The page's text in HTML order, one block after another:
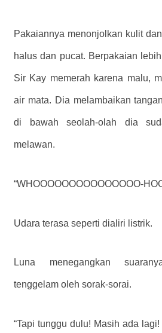
Pakaiannya menonjolkan kulit
halus dan pucat. Berpakaian
Sir Kay memerah karena malu,
air mata. Dia melambaikan
di bawah seolah-olah dia
melawan.
“WHOOOOOOOOOOOOOOO-
Udara terasa seperti dialiri listrik.
Luna menegangkan
tenggelam oleh sorak-sorai.
“Tapi tunggu dulu! Masih ada